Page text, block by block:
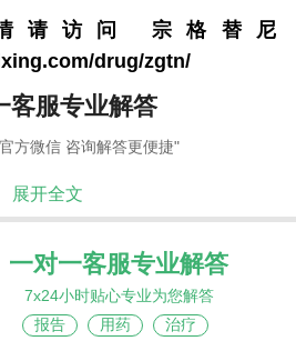
请访问宗格替尼
drug/zgtn/
客服专业解答
方微信 咨询解答更便捷"
展开全文
一对一客服专业解答
7x24小时贴心专业为您解答
报告
用药 治疗